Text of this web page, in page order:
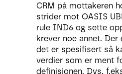
CRM på mottakeren
strider mot OASIS
rule IND6 og sette
krever noe annet.
det er spesifisert så
verdier som er ment
definisjonen. Dvs.